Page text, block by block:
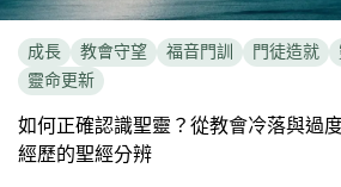
成長 教會守望 福音門訓 門徒造就
靈命更新
如何正確認識聖靈？從教會冷落與過
經歷的聖經分辨